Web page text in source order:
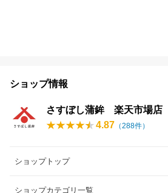
ショップ情報
さすぼし蒲鉾 楽天市場店
4.87 （288件）
ショップトップ
ショップカテゴリ一覧